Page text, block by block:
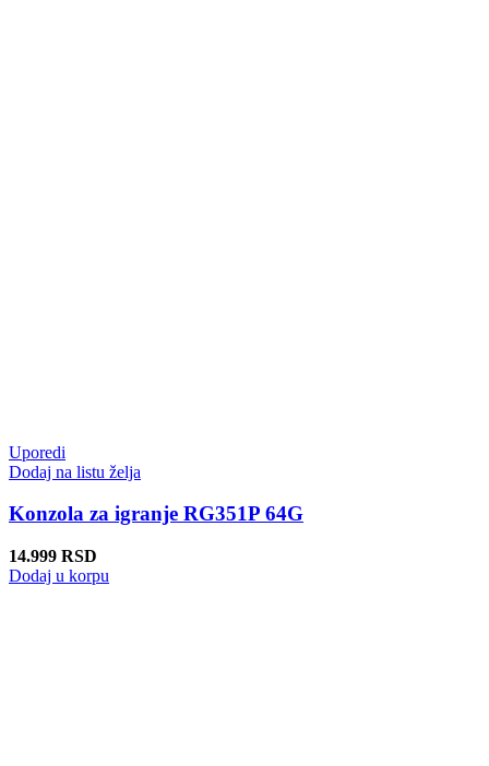
Uporedi
Dodaj na listu želja
Konzola za igranje RG351P 64G
14.999 RSD
Dodaj u korpu